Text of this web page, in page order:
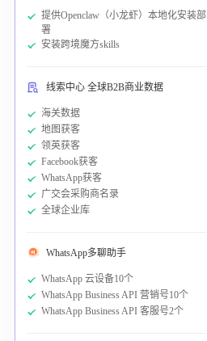
提供Openclaw（小龙虾）本地化安装部
署
安装跨境魔方skills
线索中心 全球B2B商业数据
海关数据
地图获客
领英获客
Facebook获客
WhatsApp获客
广交会采购商名录
全球企业库
WhatsApp多聊助手
WhatsApp 云设备10个
WhatsApp Business API 营销号10个
WhatsApp Business API 客服号2个